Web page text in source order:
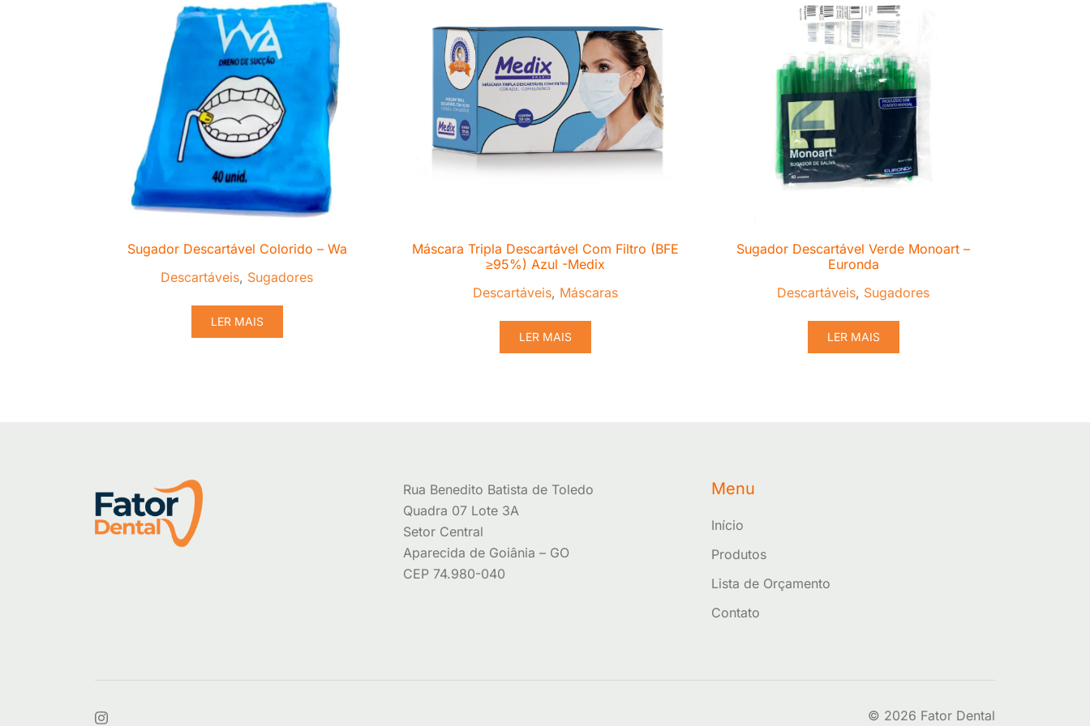
Sugador Descartável Colorido – Wa
Descartáveis, Sugadores
LER MAIS
Máscara Tripla Descartável Com Filtro (BFE
≥95%) Azul -Medix
Descartáveis, Máscaras
LER MAIS
Sugador Descartável Verde Monoart –
Euronda
Descartáveis, Sugadores
LER MAIS
Rua Benedito Batista de Toledo
Quadra 07 Lote 3A
Setor Central
Aparecida de Goiânia – GO
CEP 74.980-040
Menu
Início
Produtos
Lista de Orçamento
Contato
© 2026 Fator Dental